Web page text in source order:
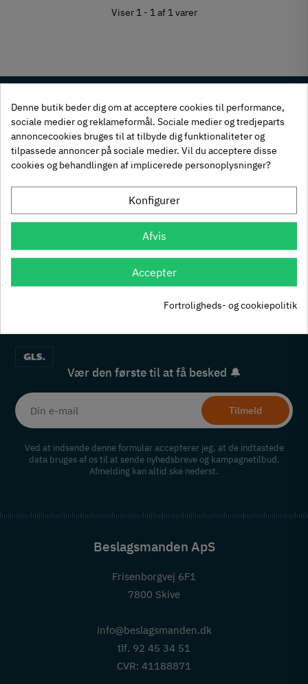
Viser 1 - 1 af 1 varer
Sublim kundeservice
tlf. 92 45 34 51
Man-tors: 8 til 15 & Fre: 8 til 14
Betal med
Vær den første til at få besked 🔔
Tilmeld
Ved at indsende denne formular accepterer jeg, at de indtastede
data bruges af os til at sende nyhedsbreve og kampagnetilbud.
Afmelding kan altid ske nederst.
Beslagsmanden ApS
Frisenborgvej 6F1
7800 Skive
info@beslagsmanden.dk
tlf. 92 45 34 51
CVR: 41188871
Denne butik beder dig om at acceptere cookies til performance,
sociale medier og reklameformål. Sociale medier og tredjeparts
annoncecookies bruges til at tilbyde dig funktionaliteter og
tilpassede annoncer på sociale medier. Vil du acceptere disse
cookies og behandlingen af implicerede personoplysninger?
Konfigurer
Afvis
Accepter
Fortroligheds- og cookiepolitik
FILTER